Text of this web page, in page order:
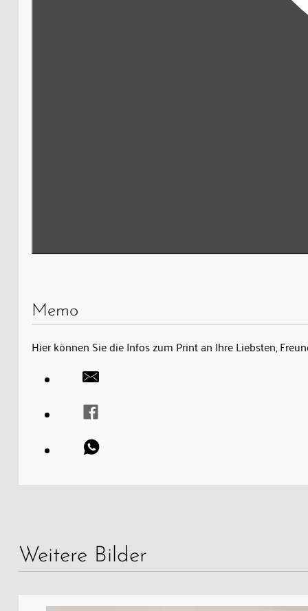
Memo
Hier können Sie die Infos zum Print an Ihre Liebsten,
Weitere Bilder